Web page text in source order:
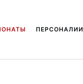
ПЕРСОНАЛИИ